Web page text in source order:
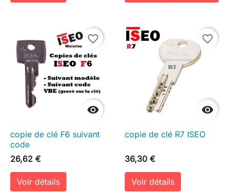

favorite_border
copie de clé F6 suivant
code
26,62 €
Voir détails

favorite_border
copie de clé R7 ISEO
36,30 €
Voir détails